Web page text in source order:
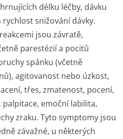
délku léčby, dávku
snižování dávky.
jsou závratě,
parestézií a pocitů
spánku (včetně
agitovanost nebo úzkost,
třes, zmatenost, pocení,
emoční labilita,
zraku. Tyto symptomy jsou
závažné, u některých